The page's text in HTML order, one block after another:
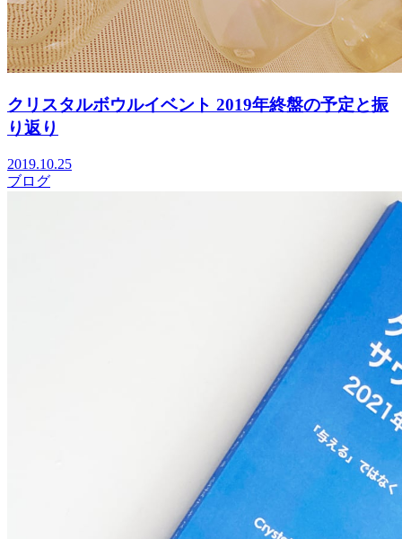
クリスタルボウルイベント 2019年終盤の予定と振
り返り
2019.10.25
ブログ